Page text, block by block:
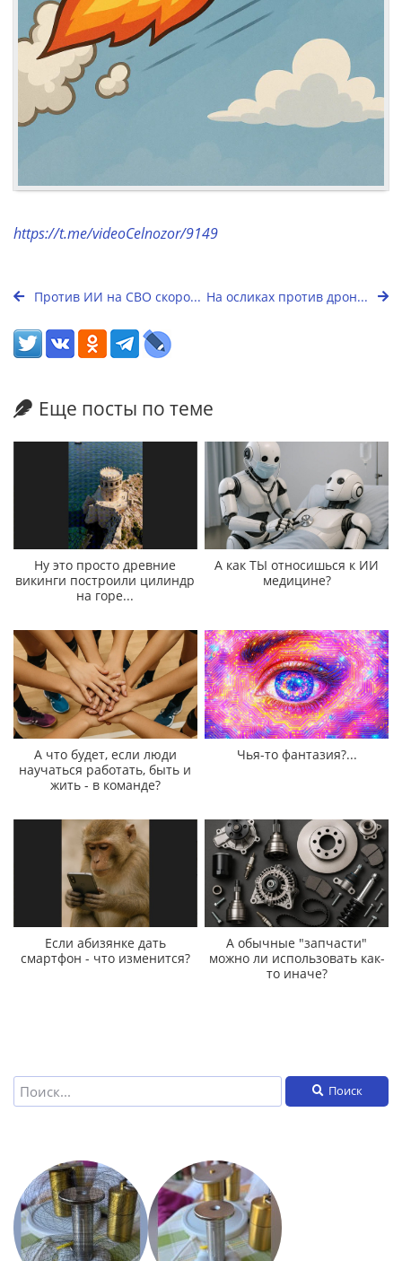
https://t.me/videoCelnozor/9149
Против ИИ на СВО скоро... На осликах против дрон...
Еще посты по теме
Ну это просто древние
викинги построили цилиндр
на горе...
А как ТЫ относишься к ИИ
медицине?
А что будет, если люди
научаться работать, быть и
жить - в команде?
Чья-то фантазия?...
Если абизянке дать
смартфон - что изменится?
А обычные "запчасти"
можно ли использовать как-
то иначе?
Поиск